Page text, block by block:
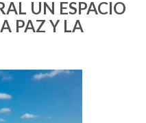
UN ESPACIO
PAZ Y LA